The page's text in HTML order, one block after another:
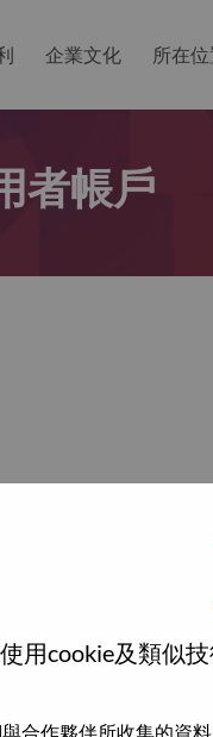
用cookie及類似
合作夥伴所收集的資
企業文化 所在位
者帳戶